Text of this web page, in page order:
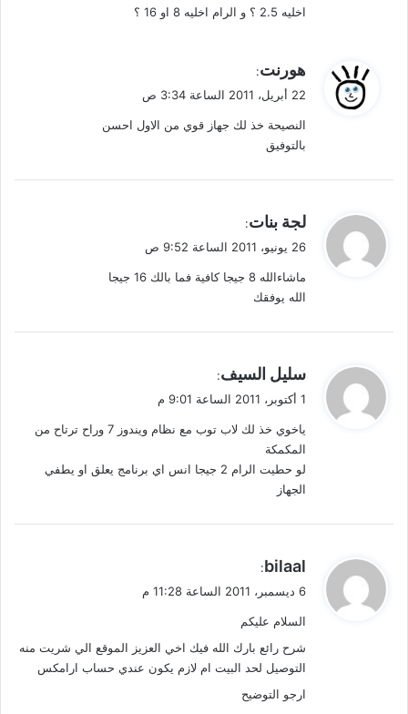
اخليه 2.5 ؟ و الرام اخليه 8 او 16 ؟
ل
هورنت:
22 أبريل، 2011 الساعة 3:34 ص
النصيحة خذ لك جهاز قوي من الاول احسن
بالتوفيق
ي
ل
لجة بنات:
26 يونيو، 2011 الساعة 9:52 ص
ماشاءالله 8 جيجا كافية فما بالك 16 جيجا
الله يوفقك
ي
ل
سليل السيف:
1 أكتوبر، 2011 الساعة 9:01 م
ياخوي خذ لك لاب توب مع نظام ويندوز 7 وراح ترتاح من
المكمكة
لو حطيت الرام 2 جيجا انس اي برنامج يعلق او يطفي
الجهاز
ي
ل
bilaal
:
6 ديسمبر، 2011 الساعة 11:28 م
السلام عليكم
شرح رائع بارك الله فيك اخي العزيز الموقع الي شريت منه
التوصيل لحد البيت ام لازم يكون عندي حساب ارامكس
ارجو التوضيح